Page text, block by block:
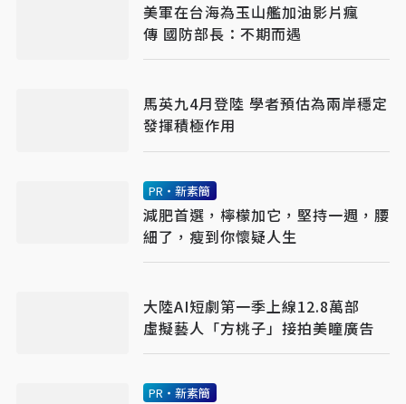
美軍在台海為玉山艦加油影片瘋
傳 國防部長：不期而遇
馬英九4月登陸 學者預估為兩岸穩定
發揮積極作用
PR・新素簡
減肥首選，檸檬加它，堅持一週，腰
細了，瘦到你懷疑人生
大陸AI短劇第一季上線12.8萬部
虛擬藝人「方桃子」接拍美瞳廣告
PR・新素簡